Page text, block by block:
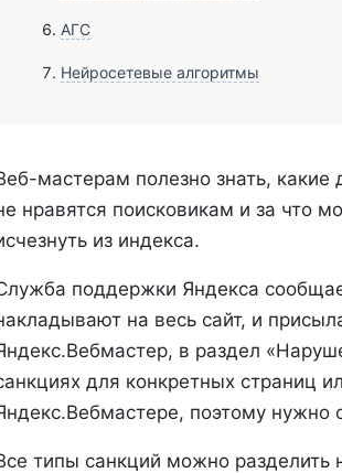
АГС
Нейросетевые алгоритмы
мастерам полезно знать,
нравятся поисковикам и за что
из индекса.
поддержки Яндекса
на весь сайт, и
в раздел
для конкретных страниц
поэтому нужно
типы санкций можно